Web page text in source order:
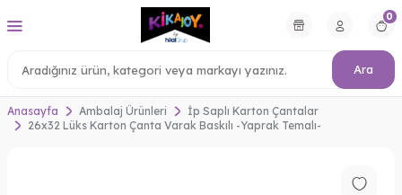
Ara
0
Anasayfa Ambalaj Ürünleri
İp Saplı Karton Çantalar
26x32 Lüks Karton Çanta Varak Baskılı -Yaprak Temalı-